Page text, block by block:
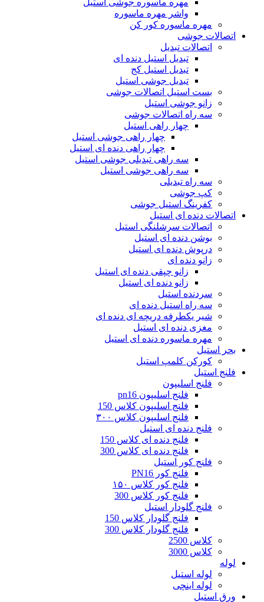
واشر مهره ماسوره
مهره ماسوره کور کن
اتصالات جوشی
اتصالات تبدیل
تبدیل استیل دنده ای
تبدیل استیل کج
تبدیل جوشی استیل
بست استیل اتصالات جوشی
زانو جوشی استیل
سه راه اتصالات جوشی
چهار راهی استیل
چهار راهی جوشی استیل
چهار راهی دنده ای استیل
سه راهی تبدیلی جوشی استیل
سه راهی جوشی استیل
سه راه تبدیلی
کپ جوشی
کفرینگ استیل جوشی
اتصالات دنده ای استیل
اتصالات سرشلنگی استیل
بوشن دنده ای استیل
درپوش دنده ای استیل
زانو دنده ای
زانو چپقی دنده ای استیل
زانو دنده‌ ای استیل
سردنده استیل
سه راه استیل دنده ای
شیر یکطرفه دریچه ای دنده ای
مغزی دنده ای استیل
مهره ماسوره دنده ای استیل
بحر استیل
کورکن کلمپ استیل
فلنج استیل
فلنج اسلیپون
فلنج اسلیپون pn16
فلنج اسلیپون کلاس 150
فلنج اسلیپون کلاس ۳۰۰
فلنج دنده ای استیل
فلنج دنده‌ ای کلاس 150
فلنج دنده‌ ای کلاس 300
فلنج کور استیل
فلنج کور PN16
فلنج کور کلاس ۱۵۰
فلنج کور کلاس 300
فلنج گلودار استیل
فلنج گلودار کلاس 150
فلنج گلودار کلاس 300
کلاس 2500
کلاس 3000
لوله
لوله استیل
لوله اینچی
ورق استیل